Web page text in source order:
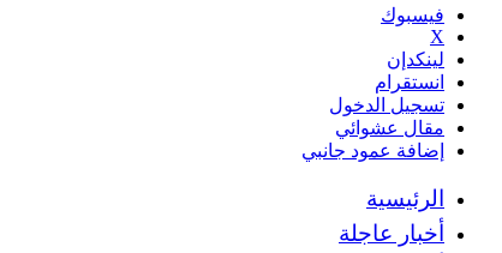
فيسبوك
‫X
لينكدإن
انستقرام
تسجيل الدخول
مقال عشوائي
إضافة عمود جانبي
الرئيسية
أخبار عاجلة